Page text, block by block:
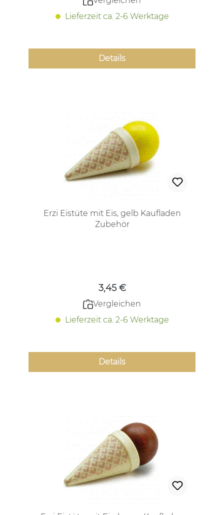
Lieferzeit ca. 2-6 Werktage
Details
Erzi Eistüte mit Eis, gelb Kaufladen
Zubehör
3,45 €
Vergleichen
Lieferzeit ca. 2-6 Werktage
Details